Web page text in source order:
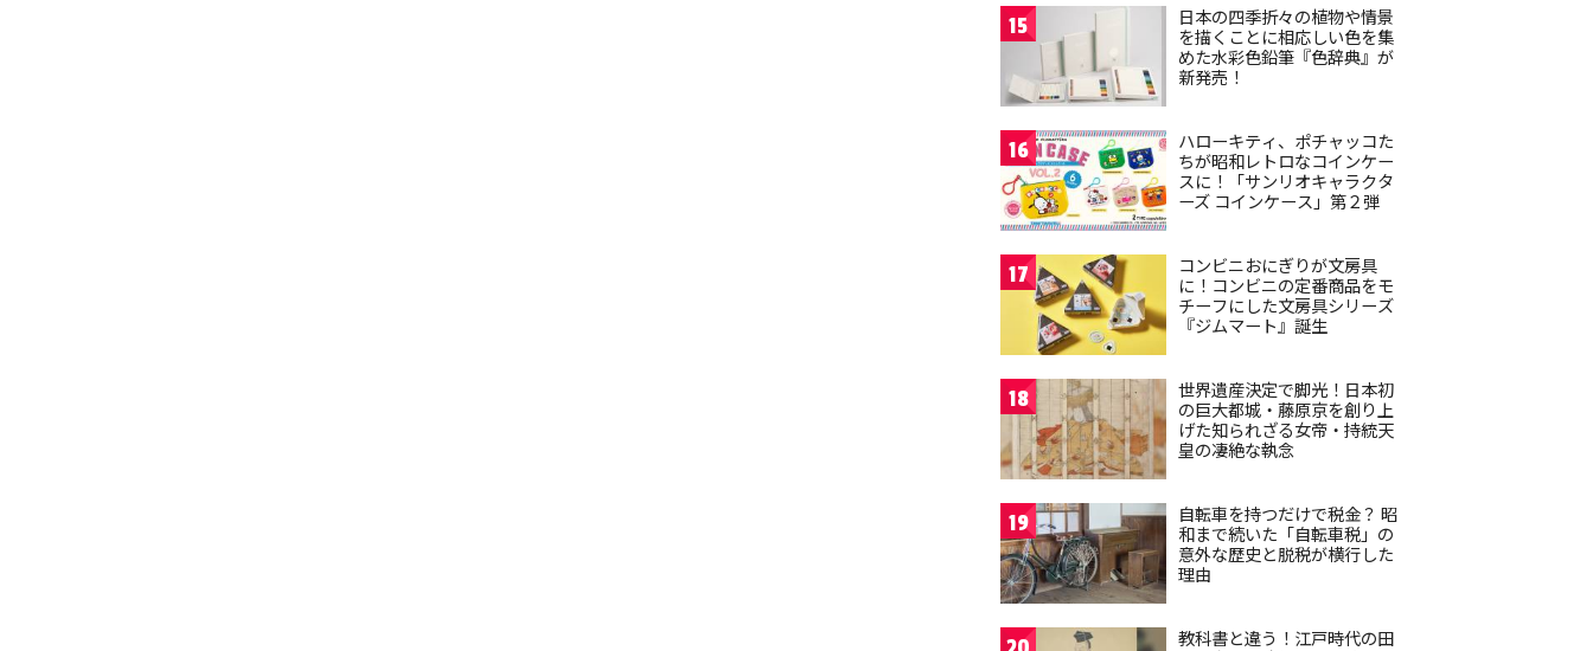
15
日本の四季折々の植物や情景
を描くことに相応しい色を集
めた水彩色鉛筆『色辞典』が
新発売！
16
ハローキティ、ポチャッコた
ちが昭和レトロなコインケー
スに！「サンリオキャラクタ
ーズ コインケース」第２弾
17
コンビニおにぎりが文房具
に！コンビニの定番商品をモ
チーフにした文房具シリーズ
『ジムマート』誕生
18
世界遺産決定で脚光！日本初
の巨大都城・藤原京を創り上
げた知られざる女帝・持統天
皇の凄絶な執念
19
自転車を持つだけで税金？ 昭
和まで続いた「自転車税」の
意外な歴史と脱税が横行した
理由
教科書と違う！江戸時代の田